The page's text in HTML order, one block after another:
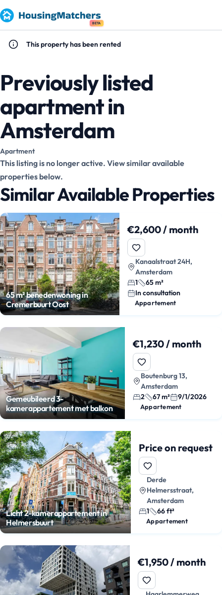
BETA
This property has been rented
Previously listed
apartment in
Amsterdam
Apartment
This listing is no longer active. View similar available
properties below.
Similar Available Properties
65 m² benedenwoning in
Cremerbuurt Oost
€2,600 / month
Kanaalstraat 24H,
Amsterdam
1
65 m²
In consultation
Appartement
Gemeubileerd 3-
kamerappartement met balkon
€1,230 / month
Boutenburg 13,
Amsterdam
2
67 m² 9/1/2026
Appartement
Licht 2-kamerappartement in
Helmersbuurt
Price on request
Derde
Helmersstraat,
Amsterdam
1
66 ft²
Appartement
€1,950 / month